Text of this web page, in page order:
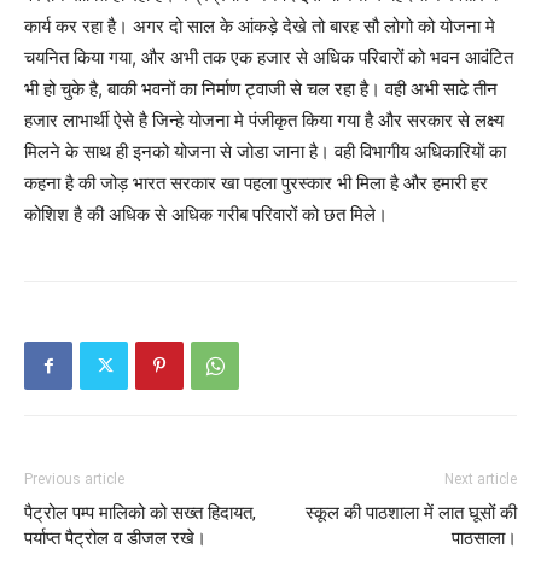
कार्य कर रहा है। अगर दो साल के आंकड़े देखे तो बारह सौ लोगो को योजना मे
चयनित किया गया, और अभी तक एक हजार से अधिक परिवारों को भवन आवंटित
भी हो चुके है, बाकी भवनों का निर्माण ट्वाजी से चल रहा है। वही अभी साढे तीन
हजार लाभार्थी ऐसे है जिन्हे योजना मे पंजीकृत किया गया है और सरकार से लक्ष्य
मिलने के साथ ही इनको योजना से जोडा जाना है। वही विभागीय अधिकारियों का
कहना है की जोड़ भारत सरकार खा पहला पुरस्कार भी मिला है और हमारी हर
कोशिश है की अधिक से अधिक गरीब परिवारों को छत मिले।
Previous article
पैट्रोल पम्प मालिको को सख्त हिदायत,
पर्याप्त पैट्रोल व डीजल रखे।
Next article
स्कूल की पाठशाला में लात घूसों की
पाठसाला।